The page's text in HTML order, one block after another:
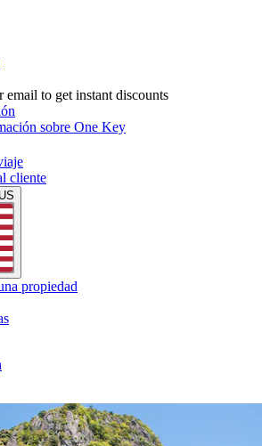
to get instant discounts
sobre One Key
cliente
propiedad